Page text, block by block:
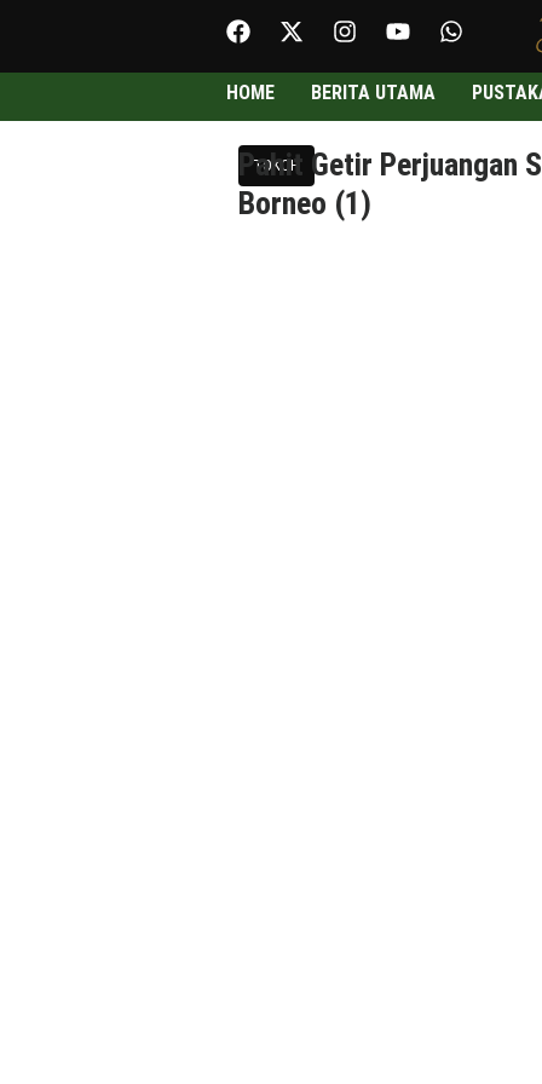
HOME BERITA UTAMA
TOKOH
Pahit Getir Perjuangan
Borneo (1)